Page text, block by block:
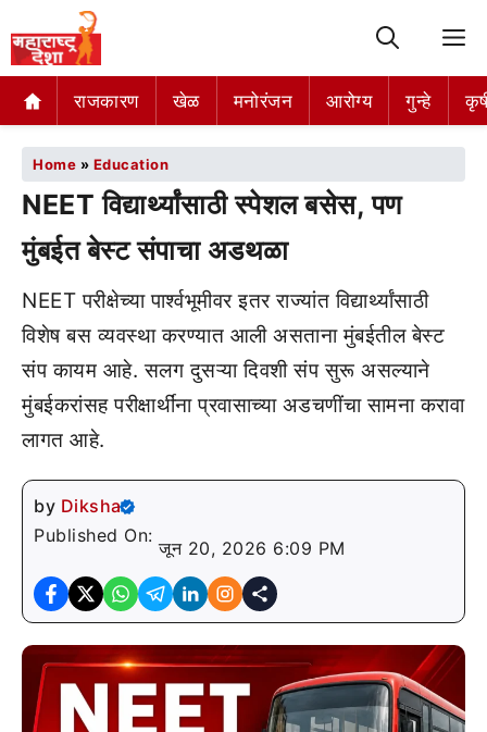
राजकारण खेळ मनोरंजन आरोग्य गुन्हे
Home » Education
NEET विद्यार्थ्यांसाठी स्पेशल बसेस, पण
मुंबईत बेस्ट संपाचा अडथळा
NEET परीक्षेच्या पार्श्वभूमीवर इतर राज्यांत विद्यार्थ्यांसाठी
विशेष बस व्यवस्था करण्यात आली असताना मुंबईतील बेस्ट
संप कायम आहे. सलग दुसऱ्या दिवशी संप सुरू असल्याने
मुंबईकरांसह परीक्षार्थींना प्रवासाच्या अडचणींचा सामना करावा
लागत आहे.
by Diksha
Published On:
जून 20, 2026 6:09 PM